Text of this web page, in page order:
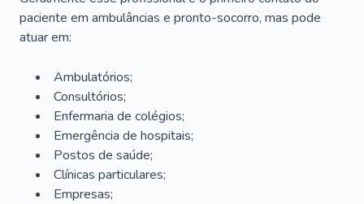
paciente em ambulâncias e pronto-socorro, mas pode
atuar em:
Ambulatórios;
Consultórios;
Enfermaria de colégios;
Emergência de hospitais;
Postos de saúde;
Clínicas particulares;
Empresas;